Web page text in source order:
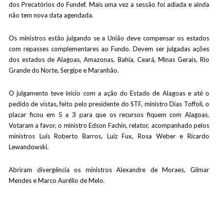
dos Precatórios do Fundef. Mais uma vez a sessão foi adiada e ainda
não tem nova data agendada.
Os ministros estão julgando se a União deve compensar os estados
com repasses complementares ao Fundo. Devem ser julgadas ações
dos estados de Alagoas, Amazonas, Bahia, Ceará, Minas Gerais, Rio
Grande do Norte, Sergipe e Maranhão.
O julgamento teve início com a ação do Estado de Alagoas e até o
pedido de vistas, feito pelo presidente do STF, ministro Dias Toffoli, o
placar ficou em 5 a 3 para que os recursos fiquem com Alagoas.
Votaram a favor, o ministro Edson Fachin, relator, acompanhado pelos
ministros Luís Roberto Barros, Luiz Fux, Rosa Weber e Ricardo
Lewandowski.
Abriram divergência os ministros Alexandre de Moraes, Gilmar
Mendes e Marco Aurélio de Melo.